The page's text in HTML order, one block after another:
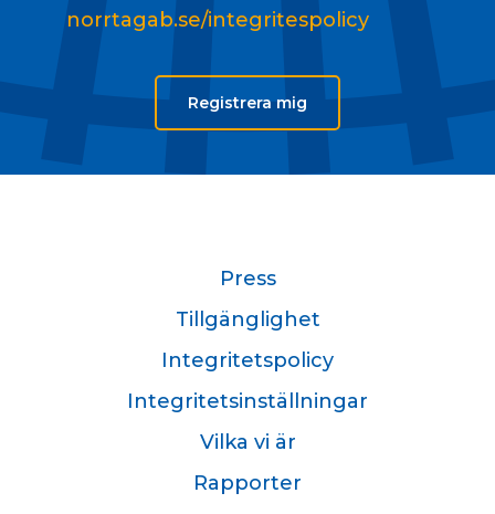
norrtagab.se/integritespolicy
Registrera mig
Press
Tillgänglighet
Integritetspolicy
Integritetsinställningar
Vilka vi är
Rapporter